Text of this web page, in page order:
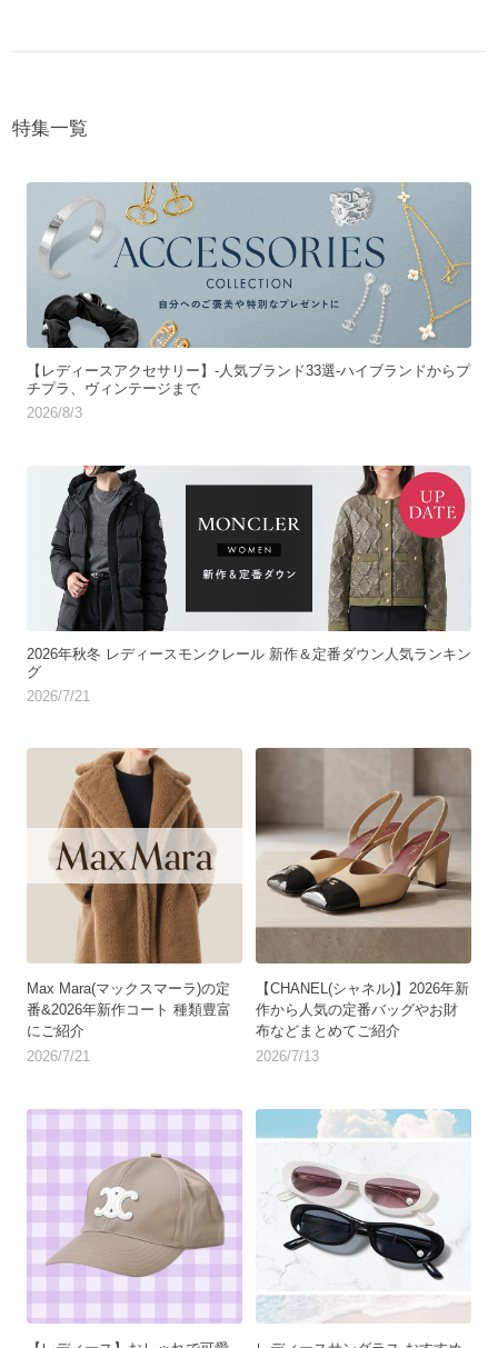
特集一覧
【レディースアクセサリー】-人気ブランド33選-ハイブランドからプ
チプラ、ヴィンテージまで
2026/8/3
2026年秋冬 レディースモンクレール 新作＆定番ダウン人気ランキン
グ
2026/7/21
Max Mara(マックスマーラ)の定
番&2026年新作コート 種類豊富
にご紹介
2026/7/21
【CHANEL(シャネル)】2026年新
作から人気の定番バッグやお財
布などまとめてご紹介
2026/7/13